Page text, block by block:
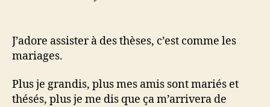
J’adore assister à des thèses, c’est comme les
mariages.
Plus je grandis, plus mes amis sont mariés et
thésés, plus je me dis que ça m’arrivera de